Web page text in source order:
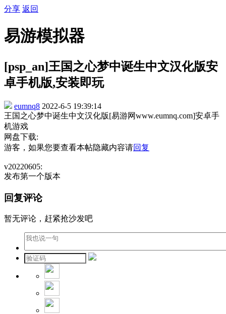
分享 返回
易游模拟器
[psp_an]王国之心梦中诞生中文汉化版安
卓手机版,安装即玩
eumnq8 2022-6-5 19:39:14
王国之心梦中诞生中文汉化版[易游网www.eumnq.com]安卓手
机游戏
网盘下载:
游客，如果您要查看本帖隐藏内容请回复
v20220605:
发布第一个版本
回复评论
暂无评论，赶紧抢沙发吧